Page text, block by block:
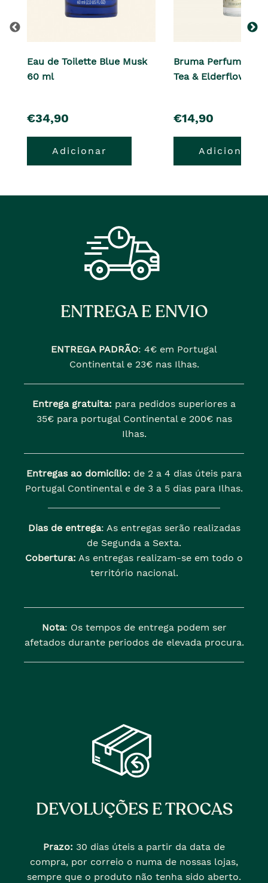
Eau de Toilette Blue Musk
60 ml
pre�o
€34,90
Adicionar
Bruma Perfumada
Tea & Elderflower
pre�o
€14,90
Adicionar
ENTREGA E ENVIO
ENTREGA PADRÃO: 4€ em Portugal
Continental e 23€ nas Ilhas.
Entrega gratuita: para pedidos superiores a
35€ para portugal Continental e 200€ nas
Ilhas.
Entregas ao domicílio: de 2 a 4 dias úteis para
Portugal Continental e de 3 a 5 dias para Ilhas.
Dias de entrega: As entregas serão realizadas
de Segunda a Sexta.
Cobertura: As entregas realizam-se em todo o
território nacional.
Nota: Os tempos de entrega podem ser
afetados durante periodos de elevada procura.
DEVOLUÇÕES E TROCAS
Prazo: 30 dias úteis a partir da data de
compra, por correio o numa de nossas lojas,
sempre que o produto não tenha sido aberto.